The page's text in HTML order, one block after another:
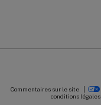
Commentaires sur le site
conditions légales